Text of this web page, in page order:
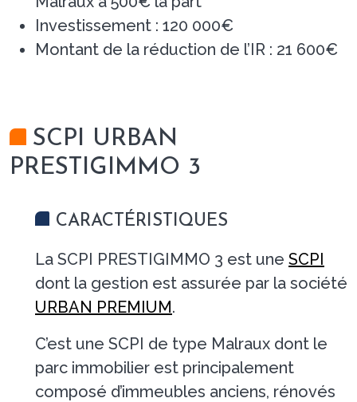
Investissement : 120 000€
Montant de la réduction de l’IR : 21 600€
SCPI URBAN
PRESTIGIMMO 3
CARACTÉRISTIQUES
La SCPI PRESTIGIMMO 3 est une SCPI
dont la gestion est assurée par la société
URBAN PREMIUM.
C’est une SCPI de type Malraux dont le
parc immobilier est principalement
composé d’immeubles anciens, rénovés